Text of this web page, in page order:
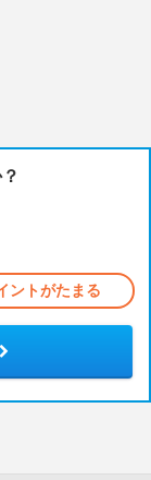
ントがたまる